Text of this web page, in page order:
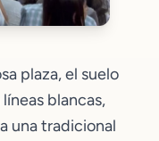
plaza, el suelo
blancas,
una tradicional